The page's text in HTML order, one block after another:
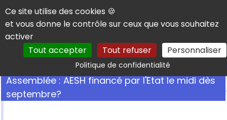
Panneau de gestion des cookies
Ce site utilise des cookies 🍪
et vous donne le contrôle sur ceux que vous souhaitez
activer
Tout accepter
Tout refuser Personnaliser
Politique de confidentialitéRechercher
Assemblée : AESH financé par l'Etat le midi dès
septembre?